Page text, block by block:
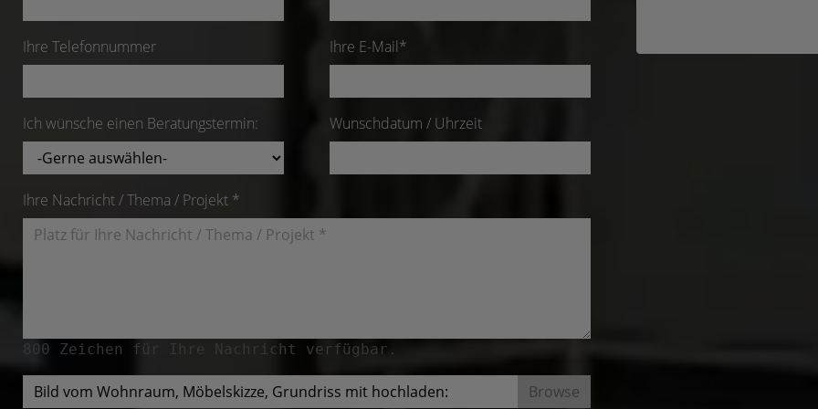
Ihre Telefonnummer Ihre E-Mail*
Ich wünsche einen Beratungstermin: Wunschdatum / Uhrzeit
Ihre Nachricht / Thema / Projekt *
800 Zeichen für Ihre Nachricht verfügbar.
Bild vom Wohnraum, Möbelskizze, Grundriss mit hochladen: